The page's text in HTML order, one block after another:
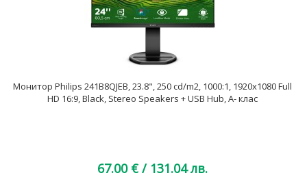
Монитор Philips 241B8QJEB, 23.8", 250 cd/m2, 1000:1, 1920x1080 Full
HD 16:9, Black, Stereo Speakers + USB Hub, A- клас
67.00 € / 131.04 лв.